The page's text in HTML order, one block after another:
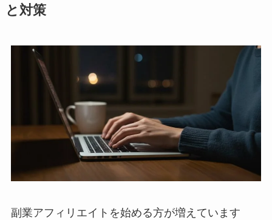
と対策
副業アフィリエイトを始める方が増えています